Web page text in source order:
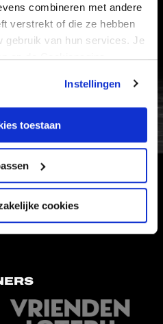
combineren met andere
verstrekt of die ze hebben
gebruik van hun services. Je
op de Cookiepagina.
Instellingen
toestaan
cookies